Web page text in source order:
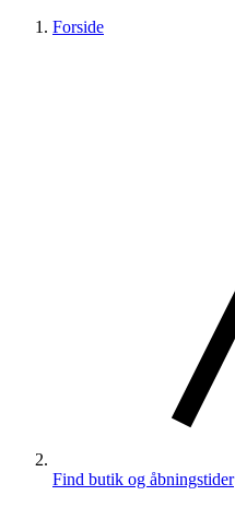
Forside
Find butik og åbningstider